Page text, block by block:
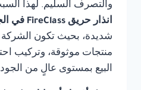
والتصرف السليم. لهذا
انذار حريق FireClass في الجيزة
شديدة، بحيث تكون الشركة
منتجات موثوقة، وتركيب
البيع بمستوى عالٍ من